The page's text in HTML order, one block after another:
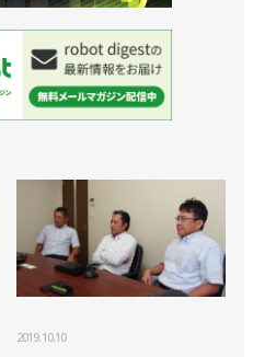
2019.10.10